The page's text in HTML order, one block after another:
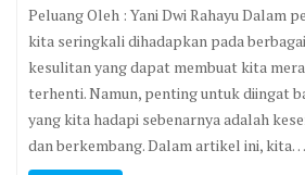
Peluang Oleh : Yani Dwi Rahayu Dalam
kita seringkali dihadapkan pada
kesulitan yang dapat membuat kita
terhenti. Namun, penting untuk diingat
yang kita hadapi sebenarnya adalah
dan berkembang. Dalam artikel ini, kita…